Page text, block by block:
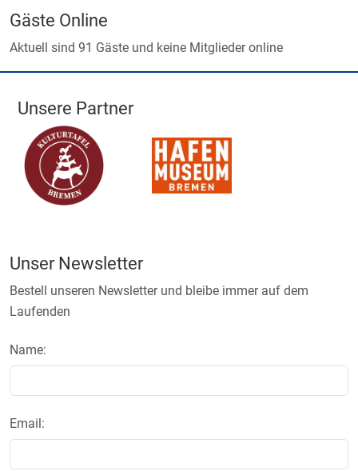
Gäste Online
Aktuell sind 91 Gäste und keine Mitglieder online
Unsere Partner
Unser Newsletter
Bestell unseren Newsletter und bleibe immer auf dem
Laufenden
Name:
Email: